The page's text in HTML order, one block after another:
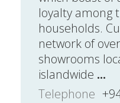
loyalty among
households.
network of
showrooms
islandwide ...
Telephone